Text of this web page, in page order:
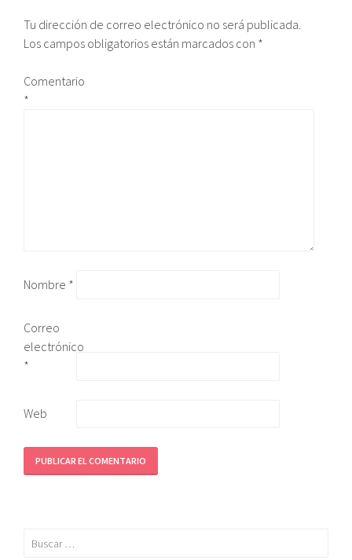
Tu dirección de correo electrónico no será publicada.
Los campos obligatorios están marcados con *
Comentario
*
Nombre *
Correo
electrónico
*
Web